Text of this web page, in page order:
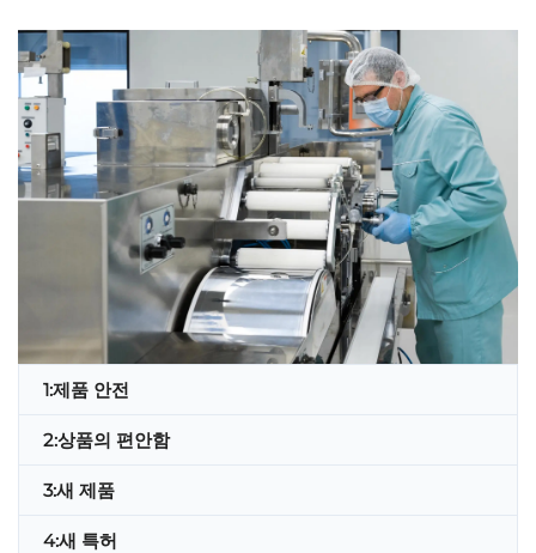
1:제품 안전
2:상품의 편안함
3:새 제품
4:새 특허